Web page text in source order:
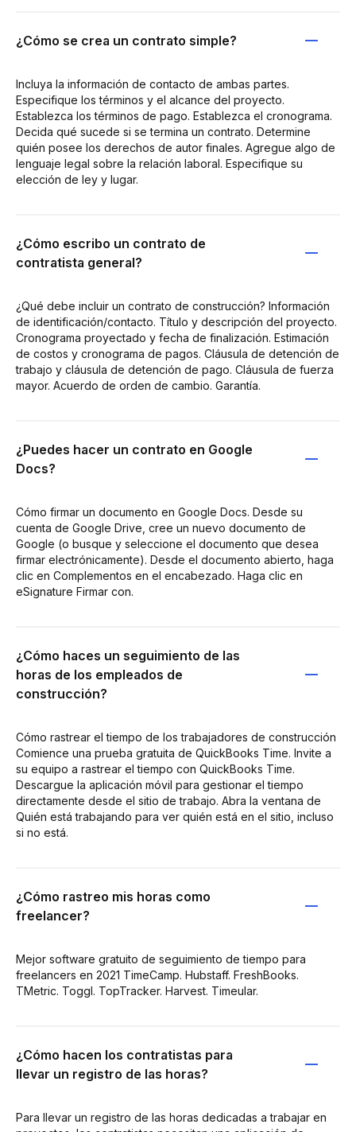
¿Cómo se crea un contrato simple?
Incluya la información de contacto de ambas partes.
Especifique los términos y el alcance del proyecto.
Establezca los términos de pago. Establezca el cronograma.
Decida qué sucede si se termina un contrato. Determine
quién posee los derechos de autor finales. Agregue algo de
lenguaje legal sobre la relación laboral. Especifique su
elección de ley y lugar.
¿Cómo escribo un contrato de
contratista general?
¿Qué debe incluir un contrato de construcción? Información
de identificación/contacto. Título y descripción del proyecto.
Cronograma proyectado y fecha de finalización. Estimación
de costos y cronograma de pagos. Cláusula de detención de
trabajo y cláusula de detención de pago. Cláusula de fuerza
mayor. Acuerdo de orden de cambio. Garantía.
¿Puedes hacer un contrato en Google
Docs?
Cómo firmar un documento en Google Docs. Desde su
cuenta de Google Drive, cree un nuevo documento de
Google (o busque y seleccione el documento que desea
firmar electrónicamente). Desde el documento abierto, haga
clic en Complementos en el encabezado. Haga clic en
eSignature Firmar con.
¿Cómo haces un seguimiento de las
horas de los empleados de
construcción?
Cómo rastrear el tiempo de los trabajadores de construcción
Comience una prueba gratuita de QuickBooks Time. Invite a
su equipo a rastrear el tiempo con QuickBooks Time.
Descargue la aplicación móvil para gestionar el tiempo
directamente desde el sitio de trabajo. Abra la ventana de
Quién está trabajando para ver quién está en el sitio, incluso
si no está.
¿Cómo rastreo mis horas como
freelancer?
Mejor software gratuito de seguimiento de tiempo para
freelancers en 2021 TimeCamp. Hubstaff. FreshBooks.
TMetric. Toggl. TopTracker. Harvest. Timeular.
¿Cómo hacen los contratistas para
llevar un registro de las horas?
Para llevar un registro de las horas dedicadas a trabajar en